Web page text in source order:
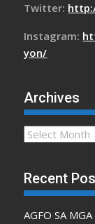
Twitter:
Instagram:
yon/
Archives
Archives
Recent
AGFO SA